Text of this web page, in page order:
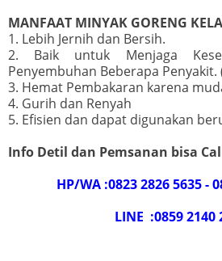
MANFAAT MINYAK GORENG
1. Lebih Jernih dan Bersih.
2. Baik untuk Menjaga
Penyembuhan Beberapa
3. Hemat Pembakaran karena
4. Gurih dan Renyah
5. Efisien dan dapat digunakan
Info Detil dan Pemsanan bisa
HP/WA :0823 2826 5635 -
LINE :0859 2140